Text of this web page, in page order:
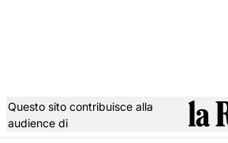
Questo sito contribuisce alla
audience di